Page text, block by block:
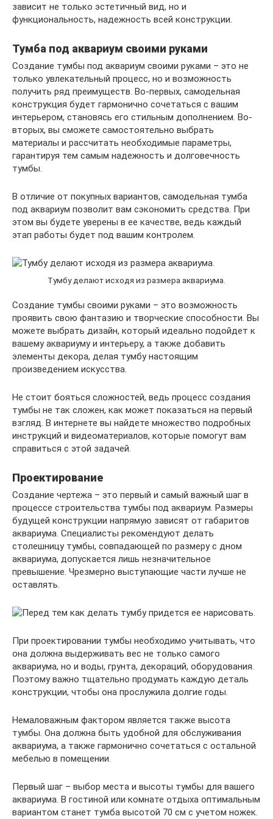
зависит не только эстетичный вид, но и
функциональность, надежность всей конструкции.
Тумба под аквариум своими руками
Создание тумбы под аквариум своими руками – это не
только увлекательный процесс, но и возможность
получить ряд преимуществ. Во-первых, самодельная
конструкция будет гармонично сочетаться с вашим
интерьером, становясь его стильным дополнением. Во-
вторых, вы сможете самостоятельно выбрать
материалы и рассчитать необходимые параметры,
гарантируя тем самым надежность и долговечность
тумбы.
В отличие от покупных вариантов, самодельная тумба
под аквариум позволит вам сэкономить средства. При
этом вы будете уверены в ее качестве, ведь каждый
этап работы будет под вашим контролем.
Тумбу делают исходя из размера аквариума.
Создание тумбы своими руками – это возможность
проявить свою фантазию и творческие способности. Вы
можете выбрать дизайн, который идеально подойдет к
вашему аквариуму и интерьеру, а также добавить
элементы декора, делая тумбу настоящим
произведением искусства.
Не стоит бояться сложностей, ведь процесс создания
тумбы не так сложен, как может показаться на первый
взгляд. В интернете вы найдете множество подробных
инструкций и видеоматериалов, которые помогут вам
справиться с этой задачей.
Проектирование
Создание чертежа – это первый и самый важный шаг в
процессе строительства тумбы под аквариум. Размеры
будущей конструкции напрямую зависят от габаритов
аквариума. Специалисты рекомендуют делать
столешницу тумбы, совпадающей по размеру с дном
аквариума, допускается лишь незначительное
превышение. Чрезмерно выступающие части лучше не
оставлять.
При проектировании тумбы необходимо учитывать, что
она должна выдерживать вес не только самого
аквариума, но и воды, грунта, декораций, оборудования.
Поэтому важно тщательно продумать каждую деталь
конструкции, чтобы она прослужила долгие годы.
Немаловажным фактором является также высота
тумбы. Она должна быть удобной для обслуживания
аквариума, а также гармонично сочетаться с остальной
мебелью в помещении.
Первый шаг – выбор места и высоты тумбы для вашего
аквариума. В гостиной или комнате отдыха оптимальным
вариантом станет тумба высотой 70 см с учетом ножек.